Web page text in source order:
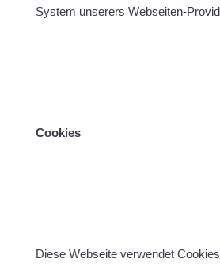
System unserers Webseiten-
Cookies
Diese Webseite verwendet